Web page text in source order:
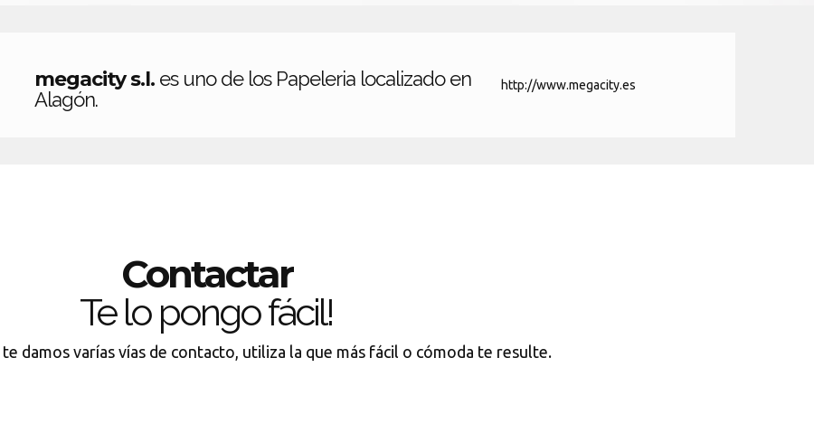
megacity s.l. es uno de los Papeleria localizado en
Alagón.
http://www.megacity.es
Contactar
Te lo pongo fácil!
te damos varías vías de contacto, utiliza la que más fácil o cómoda te resulte.